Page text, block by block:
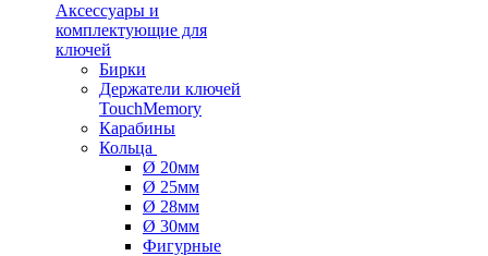
Аксессуары и
комплектующие для
ключей
Бирки
Держатели ключей
TouchMemory
Карабины
Кольца
Ø 20мм
Ø 25мм
Ø 28мм
Ø 30мм
Фигурные